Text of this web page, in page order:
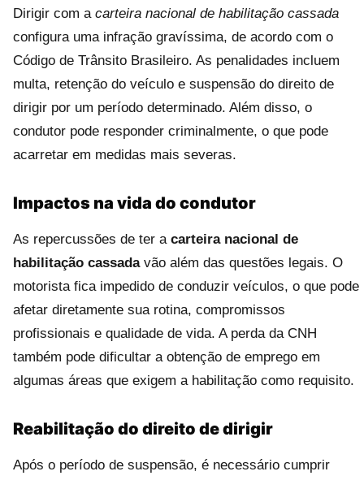
Dirigir com a carteira nacional de habilitação cassada
configura uma infração gravíssima, de acordo com o
Código de Trânsito Brasileiro. As penalidades incluem
multa, retenção do veículo e suspensão do direito de
dirigir por um período determinado. Além disso, o
condutor pode responder criminalmente, o que pode
acarretar em medidas mais severas.
Impactos na vida do condutor
As repercussões de ter a carteira nacional de
habilitação cassadavão além das questões legais. O
motorista fica impedido de conduzir veículos, o que pode
afetar diretamente sua rotina, compromissos
profissionais e qualidade de vida. A perda da CNH
também pode dificultar a obtenção de emprego em
algumas áreas que exigem a habilitação como requisito.
Reabilitação do direito de dirigir
Após o período de suspensão, é necessário cumprir